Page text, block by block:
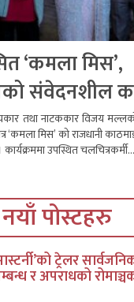
‘कमला मिस’,
संवेदनशील
तथा नाटककार विजय
‘कमला मिस’ को राजधानी
उपस्थित चलचित्रकर्मी...
नयाँ पोस्टहरु
ट्रेलर
र अपराधको